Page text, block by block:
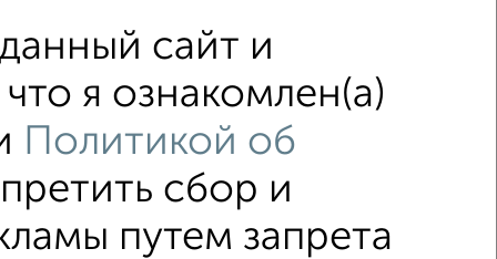
доме с раздельным санузлом
Без посредников Вторичное жилье
сайт и
я ознакомлен(а)
Политикой об
сбор и
путем запрета